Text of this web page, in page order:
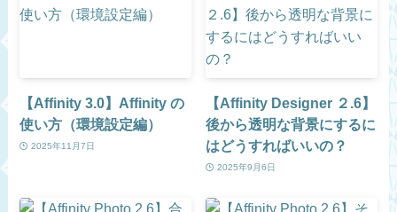
【Affinity 3.0】Affinity の
使い方（環境設定編）
2025年11月7日
【Affinity Designer ２.6】
後から透明な背景にするに
はどうすればいいの？
2025年9月6日